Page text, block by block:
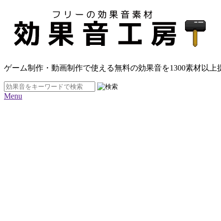
ゲーム制作・動画制作で使える無料の効果音を1300素材以上
Menu